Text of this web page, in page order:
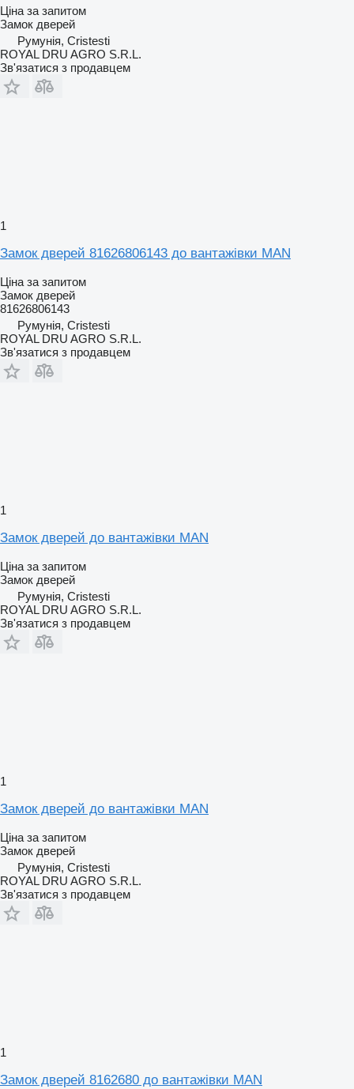
Ціна за запитом
Замок дверей
Румунія, Cristesti
ROYAL DRU AGRO S.R.L.
Зв'язатися з продавцем
1
Замок дверей 81626806143 до вантажівки MAN
Ціна за запитом
Замок дверей
81626806143
Румунія, Cristesti
ROYAL DRU AGRO S.R.L.
Зв'язатися з продавцем
1
Замок дверей до вантажівки MAN
Ціна за запитом
Замок дверей
Румунія, Cristesti
ROYAL DRU AGRO S.R.L.
Зв'язатися з продавцем
1
Замок дверей до вантажівки MAN
Ціна за запитом
Замок дверей
Румунія, Cristesti
ROYAL DRU AGRO S.R.L.
Зв'язатися з продавцем
1
Замок дверей 8162680 до вантажівки MAN